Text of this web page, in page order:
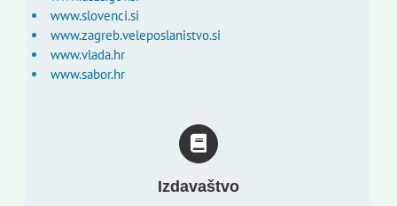
www.slovenci.si
www.zagreb.veleposlanistvo.si
www.vlada.hr
www.sabor.hr
Izdavaštvo